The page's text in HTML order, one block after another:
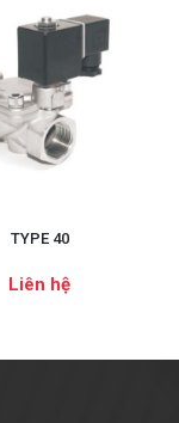
TYPE 40
Liên hệ